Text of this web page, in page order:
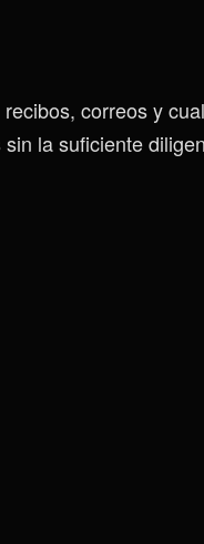
correos y
la suficiente